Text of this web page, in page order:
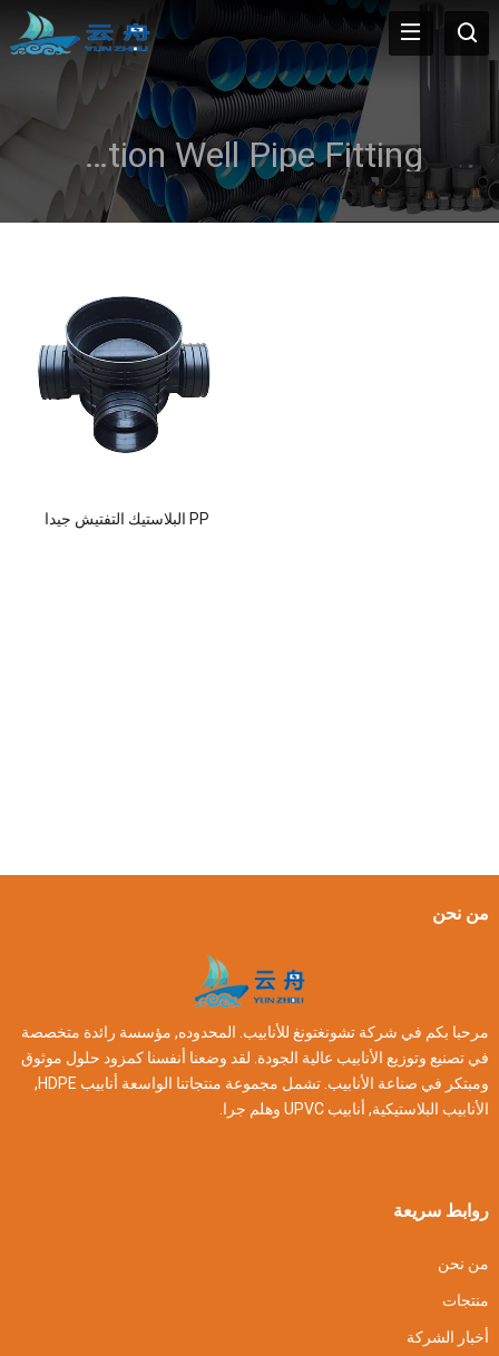
PP Plastic Inspection Well Pipe Fitting
PP البلاستيك التفتيش جيدا
من نحن
مرحبا بكم في شركة تشونغتونغ للأنابيب. المحدوده, مؤسسة رائدة متخصصة
في تصنيع وتوزيع الأنابيب عالية الجودة. لقد وضعنا أنفسنا كمزود حلول موثوق
ومبتكر في صناعة الأنابيب. تشمل مجموعة منتجاتنا الواسعة أنابيب HDPE,
الأنابيب البلاستيكية, أنابيب UPVC وهلم جرا.
روابط سريعة
من نحن
منتجات
أخبار الشركة